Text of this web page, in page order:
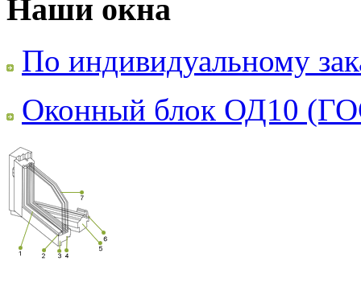
Наши окна
По индивидуальному
Оконный блок ОД10